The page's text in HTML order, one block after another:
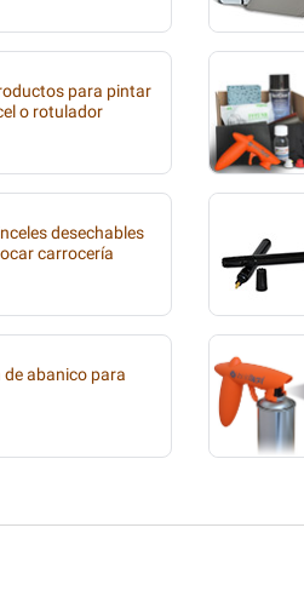
para pintar
o rotulador
desechables
carrocería
de abanico para